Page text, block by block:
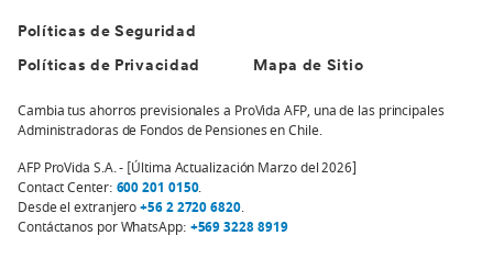
Políticas de Seguridad
Políticas de Privacidad Mapa de Sitio
Cambia tus ahorros previsionales a ProVida AFP, una de las principales
Administradoras de Fondos de Pensiones en Chile.
AFP ProVida S.A. - [Última Actualización Marzo del 2026]
Contact Center: 600 201 0150.
Desde el extranjero+56 2 2720 6820.
Contáctanos por WhatsApp: +569 3228 8919